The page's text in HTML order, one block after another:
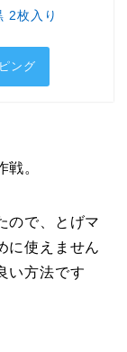
2枚入り
ング
。
ので、とげマ
に使えません
い方法です